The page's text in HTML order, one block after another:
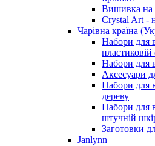
Вишивка на
Crystal Art -
Чарівна країна
Набори для
пластиковій
Набори для
Аксесуари
Набори для
дереву
Набори для
штучній
Заготовки
Janlynn